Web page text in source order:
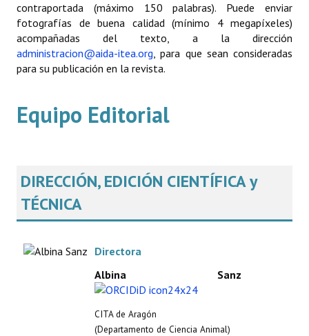
contraportada (máximo 150 palabras). Puede enviar
fotografías de buena calidad (mínimo 4 megapíxeles)
acompañadas del texto, a la dirección
administracion@aida-itea.org, para que sean consideradas
para su publicación en la revista.
Equipo Editorial
DIRECCIÓN, EDICIÓN CIENTÍFICA y
TÉCNICA
Directora
Albina Sanz
CITA de Aragón
(Departamento de Ciencia Animal)